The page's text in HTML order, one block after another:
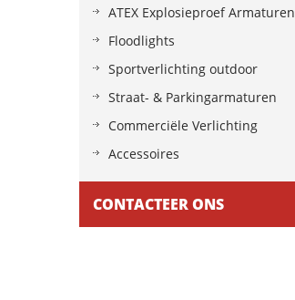
ATEX Explosieproef Armaturen
Floodlights
Sportverlichting outdoor
Straat- & Parkingarmaturen
Commerciële Verlichting
Accessoires
CONTACTEER ONS